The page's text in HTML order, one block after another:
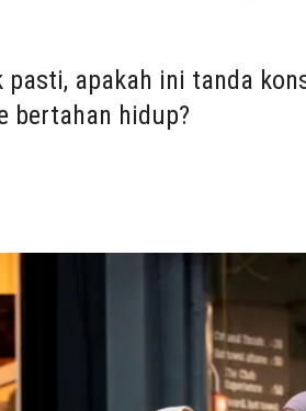
apakah ini tanda
bertahan hidup?